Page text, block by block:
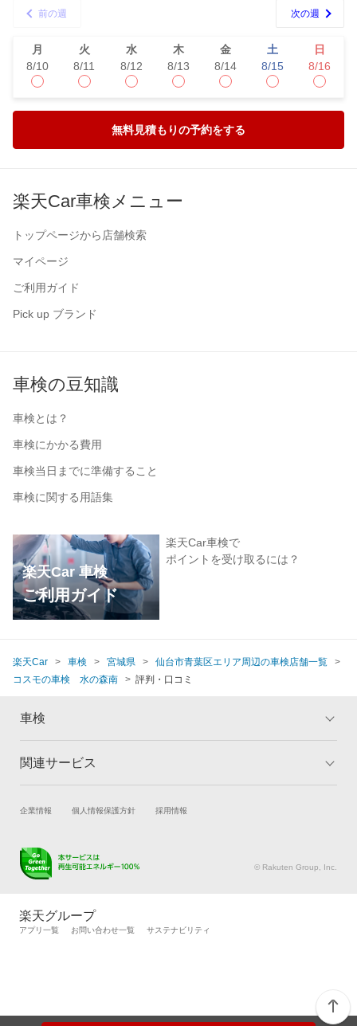
前の週 次の週
月
8/10
火
8/11
水
8/12
木
8/13
金
8/14
土
8/15
日
8/16
無料見積もりの予約をする
楽天Car車検メニュー
トップページから店舗検索
マイページ
ご利用ガイド
Pick up ブランド
車検の豆知識
車検とは？
車検にかかる費用
車検当日までに準備すること
車検に関する用語集
楽天Car 車検
ご利用ガイド
楽天Car車検で
ポイントを受け取るには？
楽天Car 車検 宮城県
仙台市青葉区エリア周辺の車検店舗一覧
コスモの車検 水の森南
評判・口コミ
車検
トップ
車検の基礎知識 キャンペーン一覧
関連サービス
試乗・商談 新車購入
キズ修理予約
メンテナンス管理
タイヤ交換サービス
自動車カタログ 自動車保険
企業情報 個人情報保護方針 採用情報
© Rakuten Group, Inc.
楽天グループ
アプリ一覧 お問い合わせ一覧 サステナビリティ